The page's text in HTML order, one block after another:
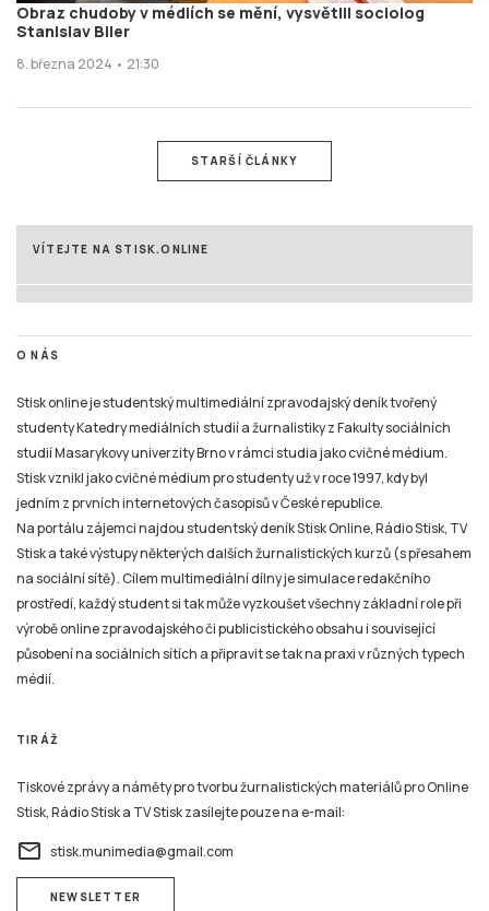
Obraz chudoby v médiích se mění, vysvětlil sociolog
Stanislav Biler
8. března 2024 • 21:30
STARŠÍ ČLÁNKY
VÍTEJTE NA STISK.ONLINE
O NÁS
Stisk online je studentský multimediální zpravodajský deník tvořený
studenty Katedry mediálních studií a žurnalistiky z Fakulty sociálních
studií Masarykovy univerzity Brno v rámci studia jako cvičné médium.
Stisk vznikl jako cvičné médium pro studenty už v roce 1997, kdy byl
jedním z prvních internetových časopisů v České republice.
Na portálu zájemci najdou studentský deník Stisk Online, Rádio Stisk, TV
Stisk a také výstupy některých dalších žurnalistických kurzů (s přesahem
na sociální sítě). Cílem multimediální dílny je simulace redakčního
prostředí, každý student si tak může vyzkoušet všechny základní role při
výrobě online zpravodajského či publicistického obsahu i související
působení na sociálních sítích a připravit se tak na praxi v různých typech
médií.
TIRÁŽ
Tiskové zprávy a náměty pro tvorbu žurnalistických materiálů pro Online
Stisk, Rádio Stisk a TV Stisk zasílejte pouze na e-mail:
email stisk.munimedia@gmail.com
NEWSLETTER